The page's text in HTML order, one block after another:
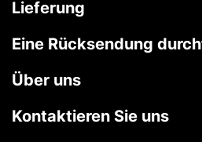
Lieferung
Eine Rücksendung
Über uns
Kontaktieren Sie uns